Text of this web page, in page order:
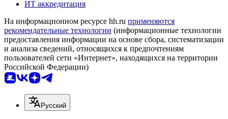
ИТ аккредитация
На информационном ресурсе hh.ru применяются
рекомендательные технологии (информационные технологии
предоставления информации на основе сбора, систематизации
и анализа сведений, относящихся к предпочтениям
пользователей сети «Интернет», находящихся на территории
Российской Федерации)
Русский